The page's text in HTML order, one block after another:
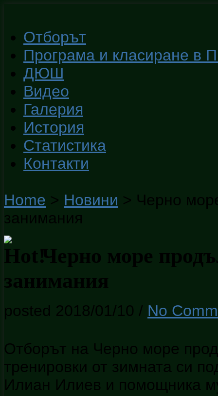
Отборът
Програма и класиране в
ДЮШ
Видео
Галерия
История
Статистика
Контакти
Home > Новини > Черно
занимания
Черно море
занимания
posted 2018/01/10 / No
Отборът на Черно море
тренировки от зимната си
Илиан Илиев и помощникa